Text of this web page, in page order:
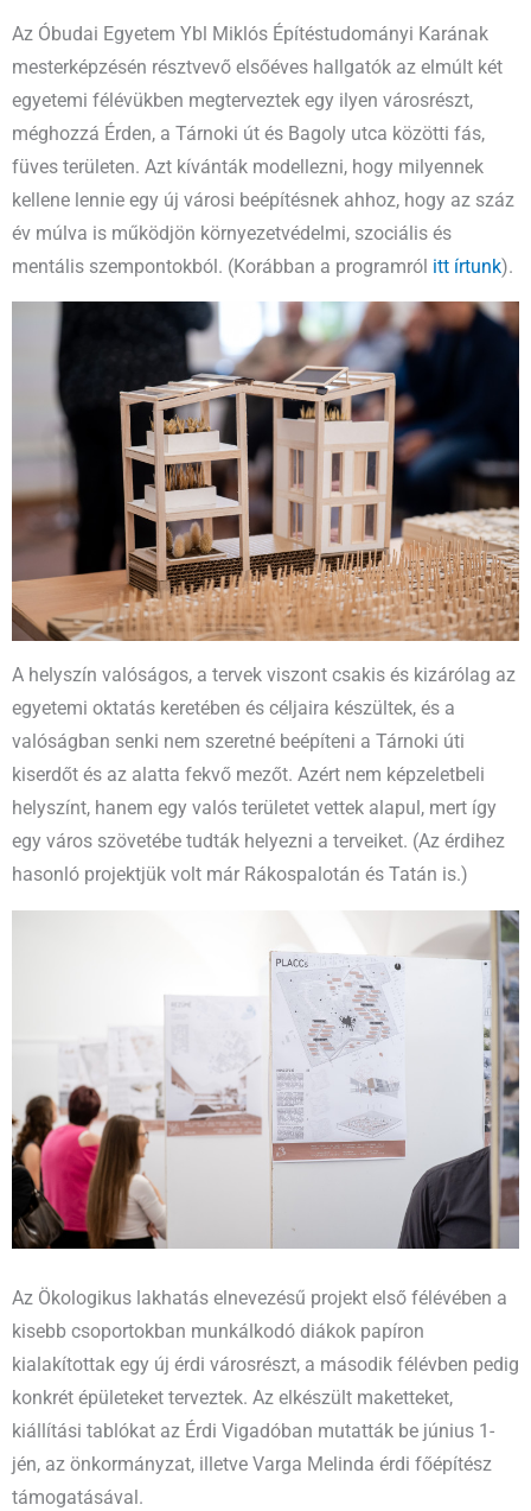
Az Óbudai Egyetem Ybl Miklós Építéstudományi Karának
mesterképzésén résztvevő elsőéves hallgatók az elmúlt két
egyetemi félévükben megterveztek egy ilyen városrészt,
méghozzá Érden, a Tárnoki út és Bagoly utca közötti fás,
füves területen. Azt kívánták modellezni, hogy milyennek
kellene lennie egy új városi beépítésnek ahhoz, hogy az száz
év múlva is működjön környezetvédelmi, szociális és
mentális szempontokból. (Korábban a programról itt írtunk).
A helyszín valóságos, a tervek viszont csakis és kizárólag az
egyetemi oktatás keretében és céljaira készültek, és a
valóságban senki nem szeretné beépíteni a Tárnoki úti
kiserdőt és az alatta fekvő mezőt. Azért nem képzeletbeli
helyszínt, hanem egy valós területet vettek alapul, mert így
egy város szövetébe tudták helyezni a terveiket. (Az érdihez
hasonló projektjük volt már Rákospalotán és Tatán is.)
Az Ökologikus lakhatás elnevezésű projekt első félévében a
kisebb csoportokban munkálkodó diákok papíron
kialakítottak egy új érdi városrészt, a második félévben pedig
konkrét épületeket terveztek. Az elkészült maketteket,
kiállítási tablókat az Érdi Vigadóban mutatták be június 1-
jén, az önkormányzat, illetve Varga Melinda érdi főépítész
támogatásával.